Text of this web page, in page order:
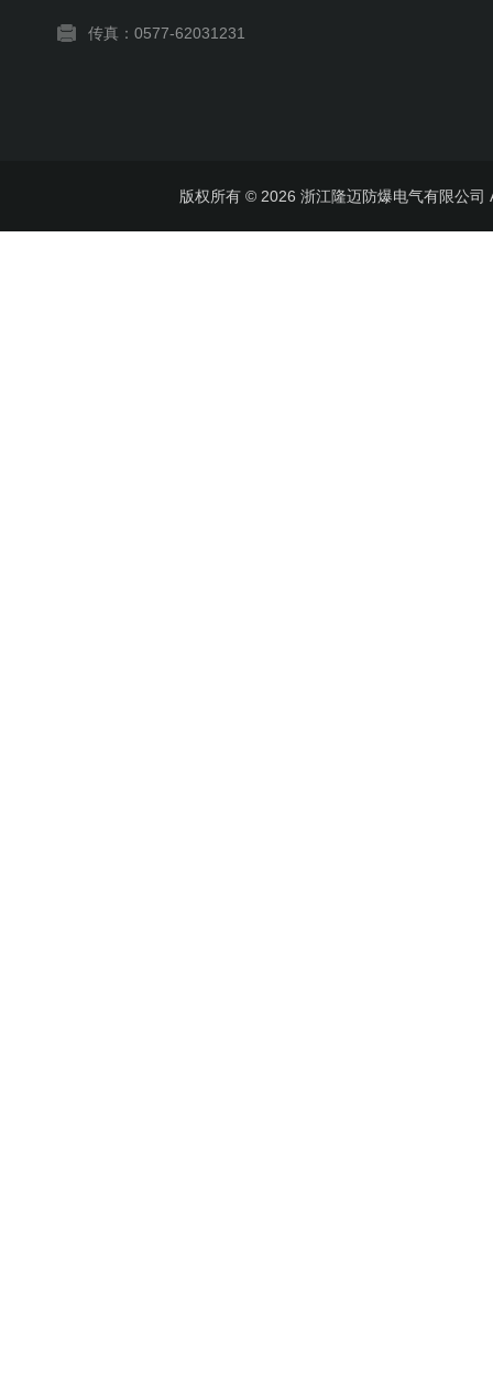
传真：0577-62031231
版权所有 © 2026 浙江隆迈防爆电气有限